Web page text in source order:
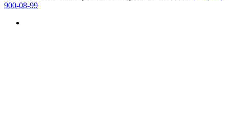
900-08-99